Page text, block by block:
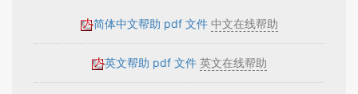
简体中文帮助 pdf 文件 中文在线帮助
英文帮助 pdf 文件 英文在线帮助